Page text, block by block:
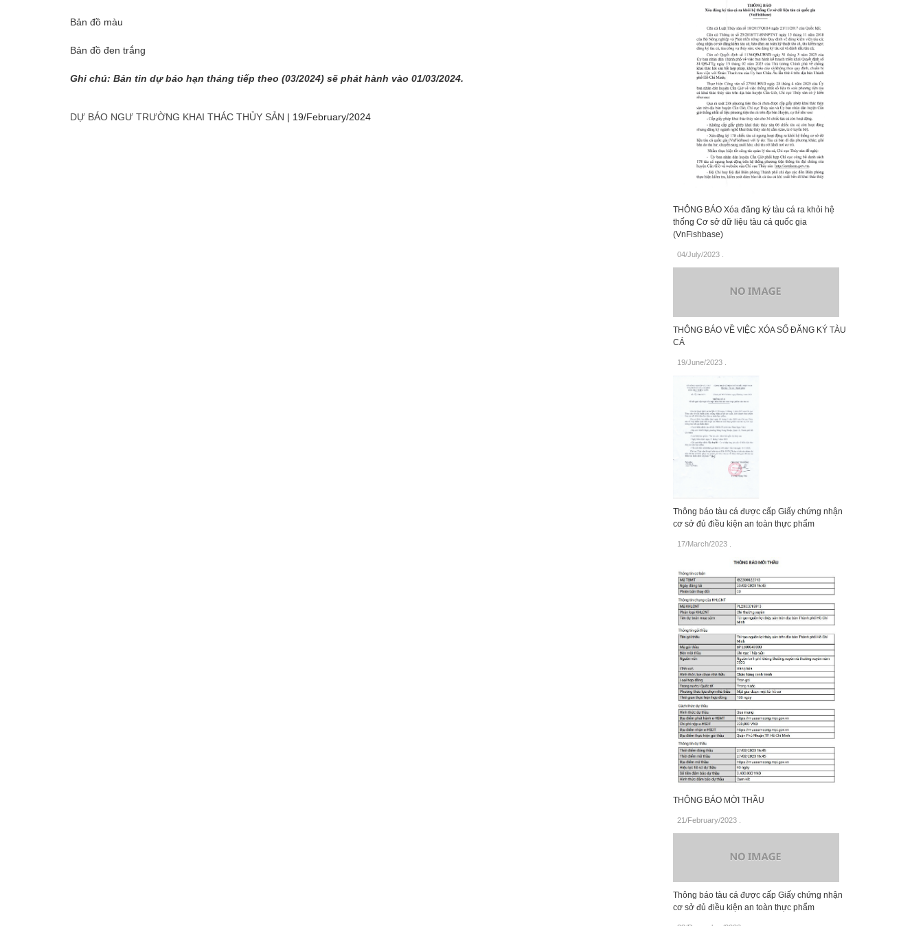
Bản đồ màu
Bản đồ đen trắng
Ghi chú: Bản tin dự báo hạn tháng tiếp theo (03/2024) sẽ phát hành vào 01/03/2024.
DỰ BÁO NGƯ TRƯỜNG KHAI THÁC THỦY SẢN | 19/February/2024
THÔNG BÁO Xóa đăng ký tàu cá ra khỏi hệ
thống Cơ sở dữ liệu tàu cá quốc gia
(VnFishbase)
04/July/2023.
THÔNG BÁO VỀ VIỆC XÓA SỐ ĐĂNG KÝ TÀU
CÁ
19/June/2023.
Thông báo tàu cá được cấp Giấy chứng nhận
cơ sở đủ điều kiện an toàn thực phẩm
17/March/2023.
THÔNG BÁO MỜI THẦU
21/February/2023.
Thông báo tàu cá được cấp Giấy chứng nhận
cơ sở đủ điều kiện an toàn thực phẩm